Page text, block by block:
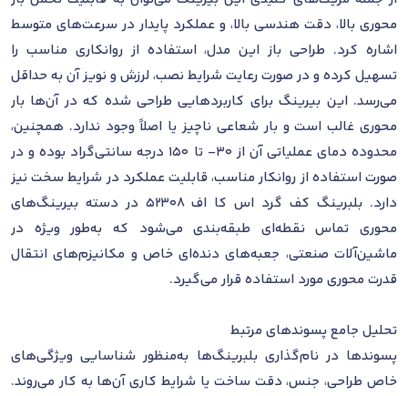
محوری بالا، دقت هندسی بالا، و عملکرد پایدار در سرعت‌های متوسط
اشاره کرد. طراحی باز این مدل، استفاده از روانکاری مناسب را
تسهیل کرده و در صورت رعایت شرایط نصب، لرزش و نویز آن به حداقل
می‌رسد. این بیرینگ برای کاربردهایی طراحی شده که در آن‌ها بار
محوری غالب است و بار شعاعی ناچیز یا اصلاً وجود ندارد. همچنین،
محدوده دمای عملیاتی آن از 30- تا 150 درجه سانتی‌گراد بوده و در
صورت استفاده از روانکار مناسب، قابلیت عملکرد در شرایط سخت نیز
دارد. بلبرینگ کف گرد اس کا اف 52308 در دسته بیرینگ‌های
محوری تماس نقطه‌ای طبقه‌بندی می‌شود که به‌طور ویژه در
ماشین‌آلات صنعتی، جعبه‌های دنده‌ای خاص و مکانیزم‌های انتقال
قدرت محوری مورد استفاده قرار می‌گیرد.
تحلیل جامع پسوندهای مرتبط
پسوندها در نام‌گذاری بلبرینگ‌ها به‌منظور شناسایی ویژگی‌های
خاص طراحی، جنس، دقت ساخت یا شرایط کاری آن‌ها به کار می‌روند.